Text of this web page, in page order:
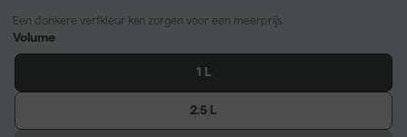
Een donkere verfkleur kan zorgen voor een meerprijs.
Volume
1 L
2.5 L